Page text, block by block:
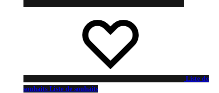
Liste de
souhaits Liste de souhaits